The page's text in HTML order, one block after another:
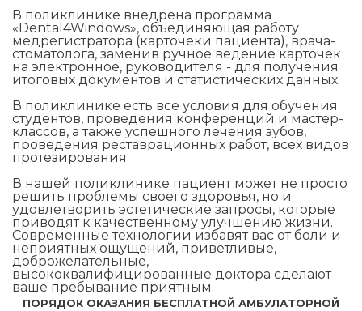
В поликлинике внедрена программа
«Dental4Windows», объединяющая работу
медрегистратора (карточеки пациента), врача-
стоматолога, заменив ручное ведение карточек
на электронное, руководителя - для получения
итоговых документов и статистических данных.
В поликлинике есть все условия для обучения
студентов, проведения конференций и мастер-
классов, а также успешного лечения зубов,
проведения реставрационных работ, всех видов
протезирования.
В нашей поликлинике пациент может не просто
решить проблемы своего здоровья, но и
удовлетворить эстетические запросы, которые
приводят к качественному улучшению жизни.
Современные технологии избавят вас от боли и
неприятных ощущений, приветливые,
доброжелательные,
высококвалифицированные доктора сделают
ваше пребывание приятным.
ПОРЯДОК ОКАЗАНИЯ БЕСПЛАТНОЙ АМБУЛАТОРНОЙ